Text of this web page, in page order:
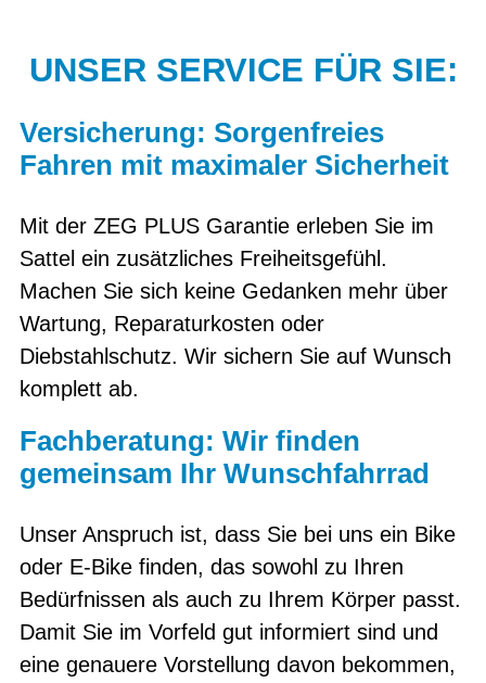
UNSER SERVICE FÜR SIE:
Versicherung: Sorgenfreies
Fahren mit maximaler Sicherheit
Mit der ZEG PLUS Garantie erleben Sie im
Sattel ein zusätzliches Freiheitsgefühl.
Machen Sie sich keine Gedanken mehr über
Wartung, Reparaturkosten oder
Diebstahlschutz. Wir sichern Sie auf Wunsch
komplett ab.
Fachberatung: Wir finden
gemeinsam Ihr Wunschfahrrad
Unser Anspruch ist, dass Sie bei uns ein Bike
oder E-Bike finden, das sowohl zu Ihren
Bedürfnissen als auch zu Ihrem Körper passt.
Damit Sie im Vorfeld gut informiert sind und
eine genauere Vorstellung davon bekommen,